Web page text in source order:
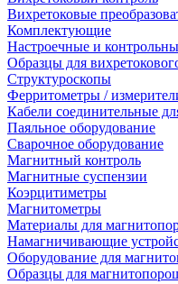
Вихретоковые
Комплектующие
Настроечные и
Образцы для
Структуроскопы
Ферритометры /
Кабели соединительные
Паяльное оборудование
Сварочное оборудование
Магнитный контроль
Магнитные суспензии
Коэрцитиметры
Магнитометры
Материалы для
Намагничивающие
Оборудование для
Образцы для